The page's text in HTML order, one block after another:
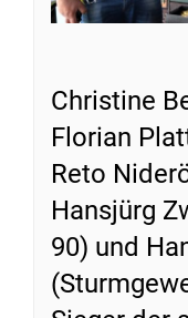
Christine
Florian
Reto
Hansjürg
90) und